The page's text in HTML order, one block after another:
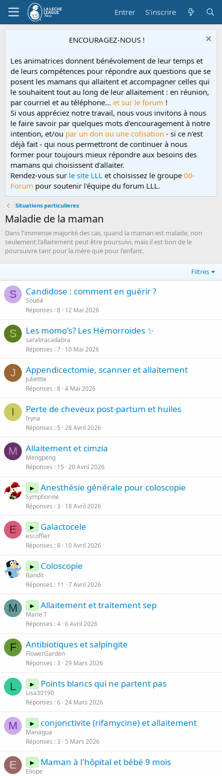
Entrer S'inscrire
ENCOURAGEZ-NOUS !
Les animatrices donnent bénévolement de leur temps et
de leurs compétences pour répondre aux questions que se
posent les mamans qui allaitent et accompagner celles qui
le souhaitent tout au long de leur allaitement : en réunion,
par courriel et au téléphone... et sur le forum !
Si vous appréciez notre travail, nous vous invitons à nous
le faire savoir par quelques mots d'encouragement à notre
intention, et/ou par un don ou une cotisation - si ce n'est
déjà fait - qui nous permettront de continuer à nous
former pour toujours mieux répondre aux besoins des
mamans qui choisissent d'allaiter.
Rendez-vous sur le site LLL et choisissez le groupe 00-
Forum pour soutenir l'équipe du forum LLL.
Situations particulieres
Maladie de la maman
Dans l'immense majorité des cas, quand la maman est malade, non
seulement l'allaitement peut être poursuivi, mais il est bon de le
poursuivre tant pour la mère que pour l'enfant.
Filtres
S Candidose : comment en guérir ?
Sou64
Réponses 8 12 Mai 2026
S Les momo's? Les Hémorroïdes ✨
sarabracadabra
Réponses 7 10 Mai 2026
J Appendicectomie, scanner et allaitement
Juliettte
Réponses 8 4 Mai 2026
I Perte de cheveux post-partum et huiles
Iryna
Réponses
5 28 Avril 2026
M Allaitement et cimzia
Mengpeng
Réponses
15 20 Avril 2026
► Anesthésie générale pour coloscopie
Symphorine
Réponses 3 18 Avril 2026
E ► Galactocele
escoffier
Réponses 8 10 Avril 2026
► Coloscopie
Bandit
Réponses
11 7 Avril 2026
M ► Allaitement et traitement sep
Marie T
Réponses 4 6 Avril 2026
F Antibiotiques et salpingite
FlowerGarden
Réponses 3 29 Mars 2026
L ► Points blancs qui ne partent pas
Lisa30190
Réponses 6 24 Mars 2026
M ► conjonctivite (rifamycine) et allaitement
Managua
Réponses 3 5 Mars 2026
E ► Maman à l'hôpital et bébé 9 mois
Eliope